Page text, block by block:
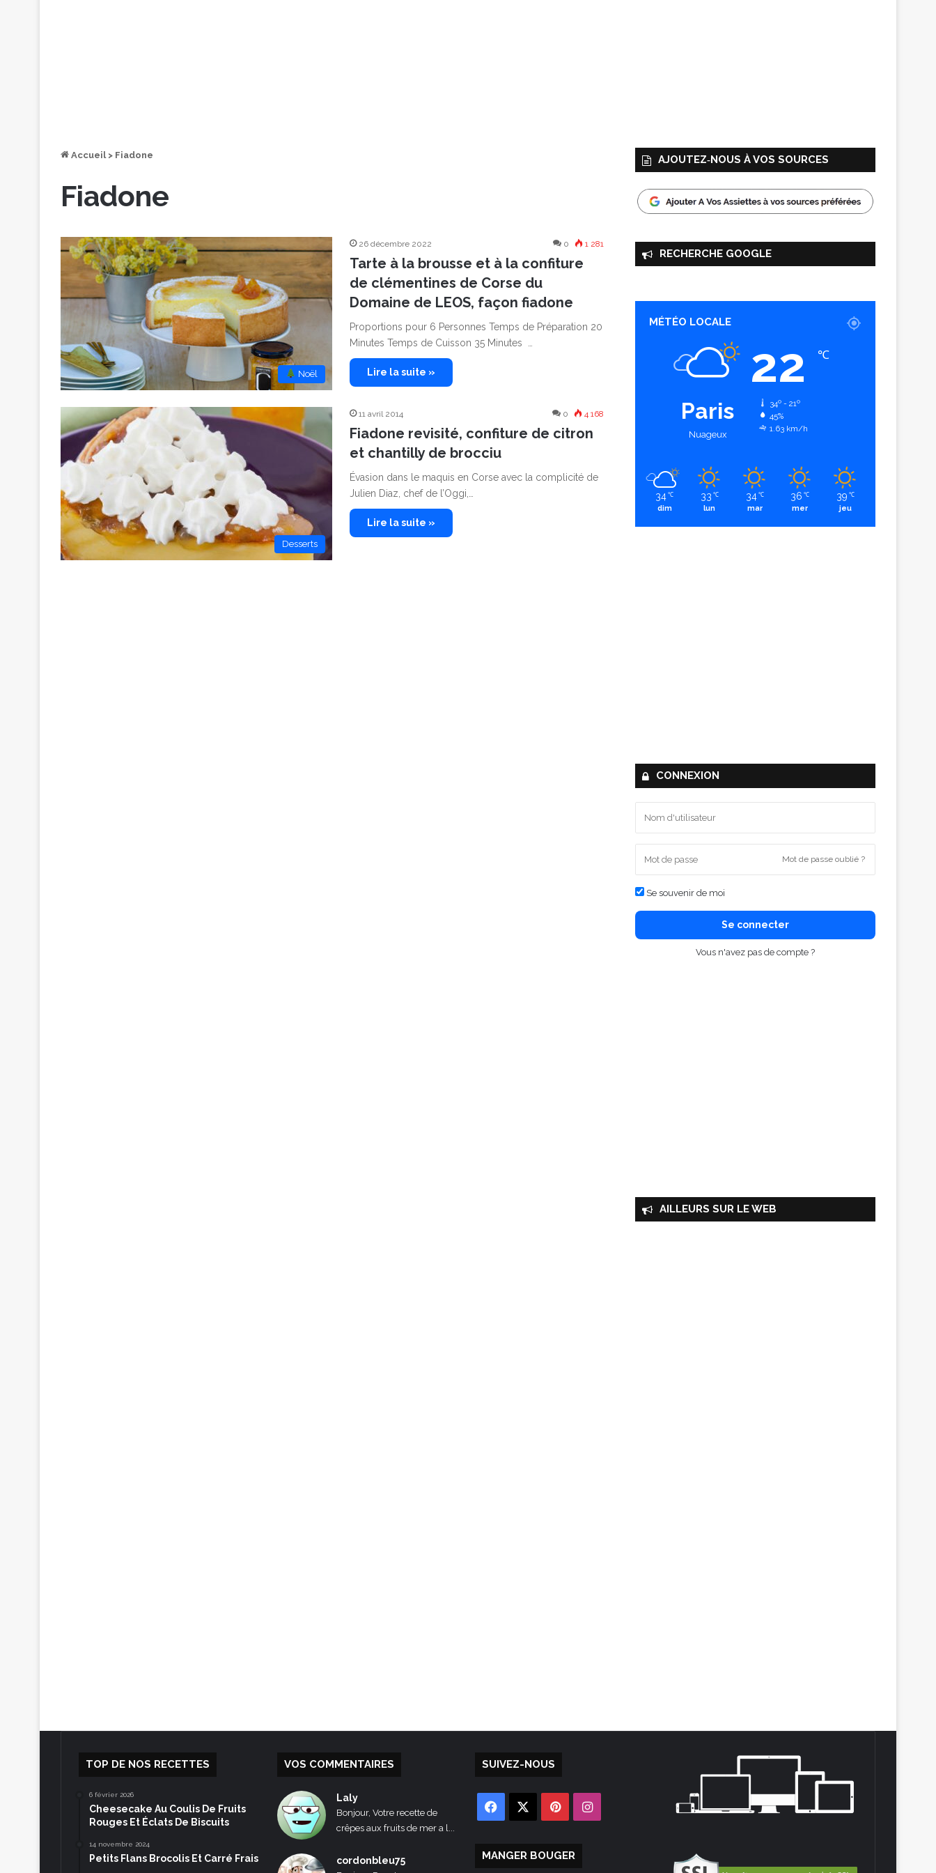
Accueil > Fiadone
Fiadone
︎ Noël
26 décembre 2022 0 1 281
Tarte à la brousse et à la confiture
de clémentines de Corse du
Domaine de LEOS, façon fiadone
Proportions pour 6 Personnes Temps de Préparation 20
Minutes Temps de Cuisson 35 Minutes …
Lire la suite »
Desserts
11 avril 2014 0 4 168
Fiadone revisité, confiture de citron
et chantilly de brocciu
Évasion dans le maquis en Corse avec la complicité de
Julien Diaz, chef de l’Oggi,…
Lire la suite »
AJOUTEZ‑NOUS À VOS SOURCES
RECHERCHE GOOGLE
MÉTÉO LOCALE
Paris
Nuageux
22 ℃
34º - 21º
45%
1.63 km/h
34 ℃
dim
33 ℃
lun
34 ℃
mar
36 ℃
mer
39 ℃
jeu
CONNEXION
Mot de passe oublié ?
Se souvenir de moi
Se connecter
Vous n'avez pas de compte ?
AILLEURS SUR LE WEB
TOP DE NOS RECETTES
6 février 2026
Cheesecake Au Coulis De Fruits
Rouges Et Éclats De Biscuits
14 novembre 2024
Petits Flans Brocolis Et Carré Frais
VOS COMMENTAIRES
Laly
Bonjour, Votre recette de
crêpes aux fruits de mer a l...
cordonbleu75
SUIVEZ-NOUS
Facebook PinterestInstagram
MANGER BOUGER